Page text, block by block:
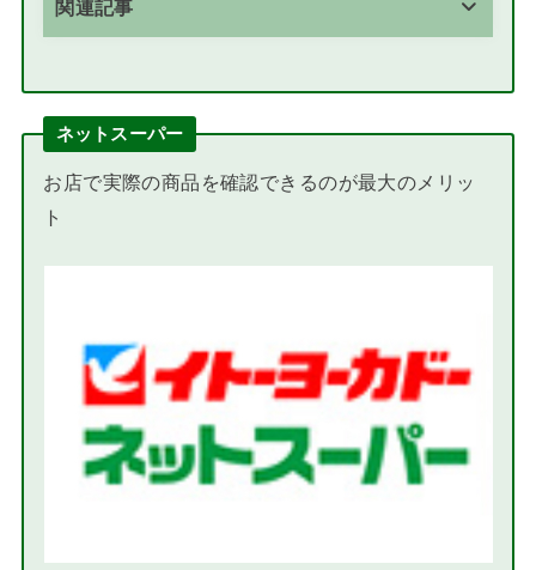
関連記事
ネットスーパー
お店で実際の商品を確認できるのが最大のメリッ
ト